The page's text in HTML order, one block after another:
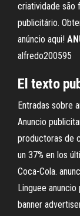
criatividade são
publicitário.
anúncio aqui!
alfredo200595
El texto
Entradas sobre
Anuncio
productoras de
un 37% en los
Coca-Cola.
Linguee
banner